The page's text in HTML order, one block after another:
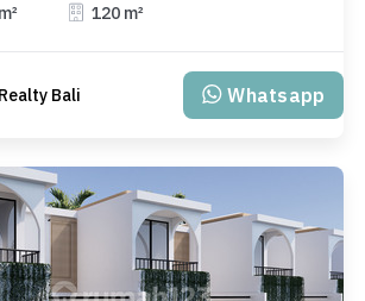
120 m²
Bali Whatsapp